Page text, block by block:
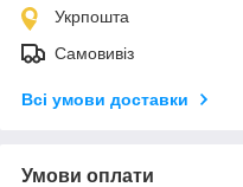
Укрпошта
Самовивіз
Всі умови доставки
Умови оплати